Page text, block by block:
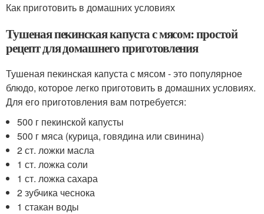
Как приготовить в домашних условиях
Тушеная пекинская капуста с мясом: простой
рецепт для домашнего приготовления
Тушеная пекинская капуста с мясом - это популярное
блюдо, которое легко приготовить в домашних условиях.
Для его приготовления вам потребуется:
500 г пекинской капусты
500 г мяса (курица, говядина или свинина)
2 ст. ложки масла
1 ст. ложка соли
1 ст. ложка сахара
2 зубчика чеснока
1 стакан воды